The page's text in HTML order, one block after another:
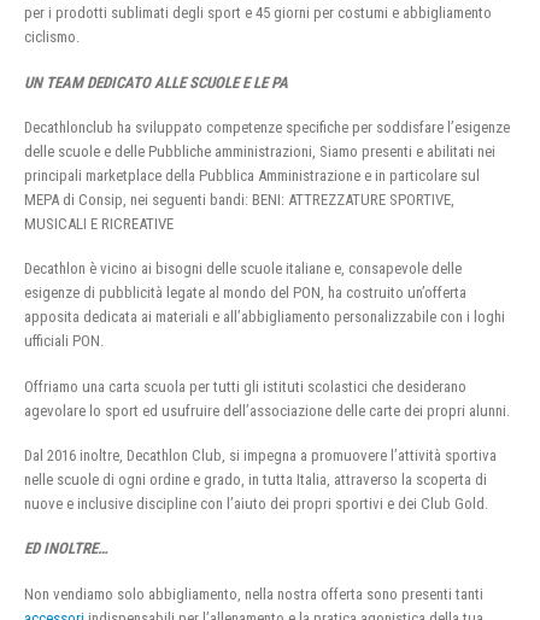
per i prodotti sublimati degli sport e 45 giorni per costumi e abbigliamento
ciclismo.
UN TEAM DEDICATO ALLE SCUOLE E LE PA
Decathlonclub ha sviluppato competenze specifiche per soddisfare l’esigenze
delle scuole e delle Pubbliche amministrazioni, Siamo presenti e abilitati nei
principali marketplace della Pubblica Amministrazione e in particolare sul
MEPA di Consip, nei seguenti bandi: BENI: ATTREZZATURE SPORTIVE,
MUSICALI E RICREATIVE
Decathlon è vicino ai bisogni delle scuole italiane e, consapevole delle
esigenze di pubblicità legate al mondo del PON, ha costruito un’offerta
apposita dedicata ai materiali e all’abbigliamento personalizzabile con i loghi
ufficiali PON.
Offriamo una carta scuola per tutti gli istituti scolastici che desiderano
agevolare lo sport ed usufruire dell’associazione delle carte dei propri alunni.
Dal 2016 inoltre, Decathlon Club, si impegna a promuovere l’attività sportiva
nelle scuole di ogni ordine e grado, in tutta Italia, attraverso la scoperta di
nuove e inclusive discipline con l’aiuto dei propri sportivi e dei Club Gold.
ED INOLTRE…
Non vendiamo solo abbigliamento, nella nostra offerta sono presenti tanti